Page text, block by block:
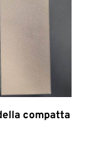
compatta